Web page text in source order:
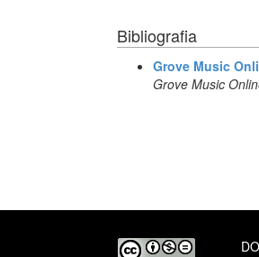
Bibliografia
Grove Music
Grove Music